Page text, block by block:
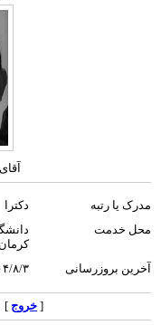
مدرک یا رتبه
دکترا
محل خدمت
کرمان
آخرین بروزرسانی
۱۴۰۴/
خروج] [